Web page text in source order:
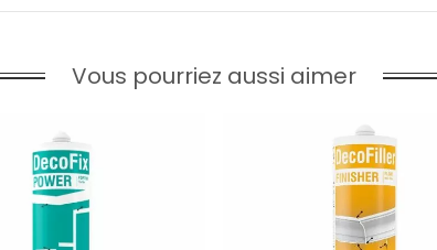
Vous pourriez aussi aimer